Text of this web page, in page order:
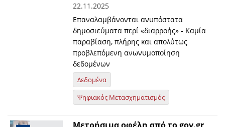
22.11.2025
Επαναλαμβάνονται ανυπόστατα
δημοσιεύματα περί «διαρροής» - Καμία
παραβίαση, πλήρης και απολύτως
προβλεπόμενη ανωνυμοποίηση
δεδομένων
Δεδομένα
Ψηφιακός Μετασχηματισμός